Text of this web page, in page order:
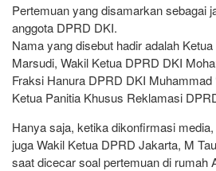
Pertemuan yang disamarkan sebagai
anggota DPRD DKI.
Nama yang disebut hadir adalah
Marsudi, Wakil Ketua DPRD DKI
Fraksi Hanura DPRD DKI Muhammad
Ketua Panitia Khusus Reklamasi
Hanya saja, ketika dikonfirmasi
juga Wakil Ketua DPRD Jakarta, M
saat dicecar soal pertemuan di rumah